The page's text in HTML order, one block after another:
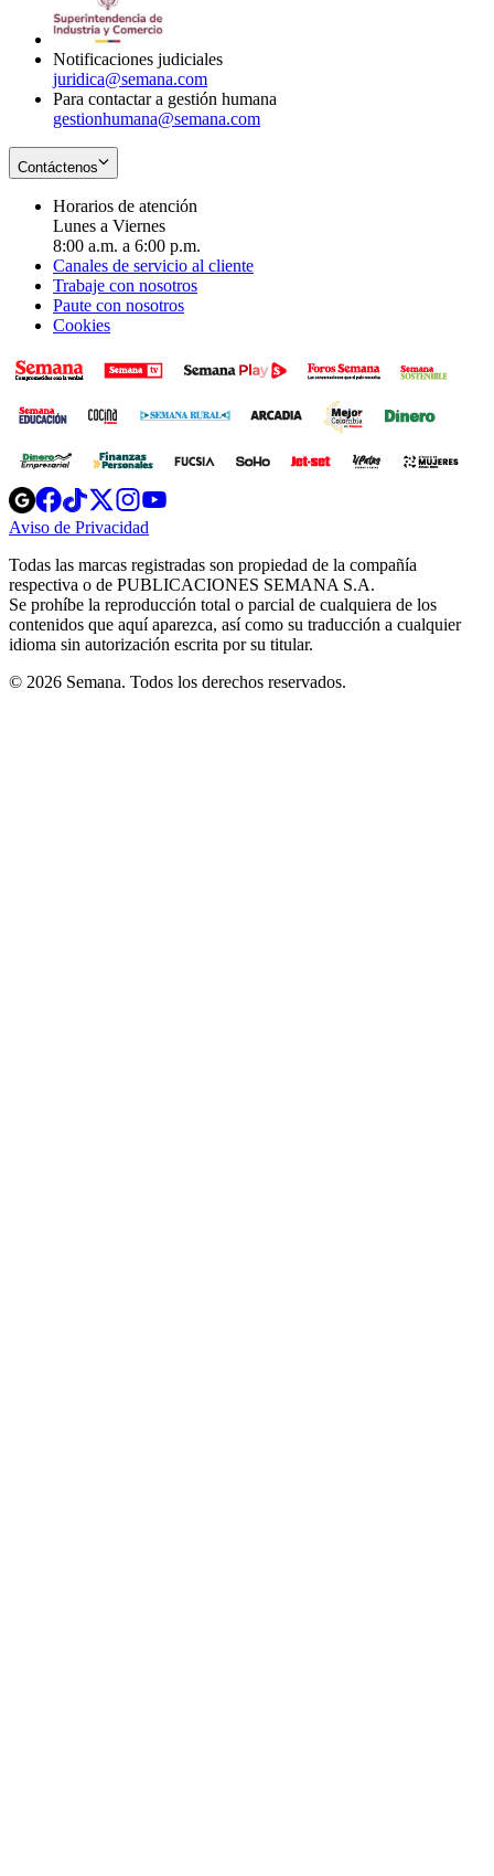
Notificaciones judiciales
juridica@semana.com
Para contactar a gestión humana
gestionhumana@semana.com
Contáctenos
Horarios de atención
Lunes a Viernes
8:00 a.m. a 6:00 p.m.
Canales de servicio al cliente
Trabaje con nosotros
Paute con nosotros
Cookies
Opens
in
new
Opens
in
new
Opens
in
new
window
Opens
new
windowwindow
Aviso de Privacidad
new
window
Todas las marcas registradas son propiedad de la compañía
respectiva o de PUBLICACIONES SEMANA S.A.
Se prohíbe la reproducción total o parcial de cualquiera de los
contenidos que aquí aparezca, así como su traducción a cualquier
idioma sin autorización escrita por su titular.
© 2026 Semana. Todos los derechos reservados.